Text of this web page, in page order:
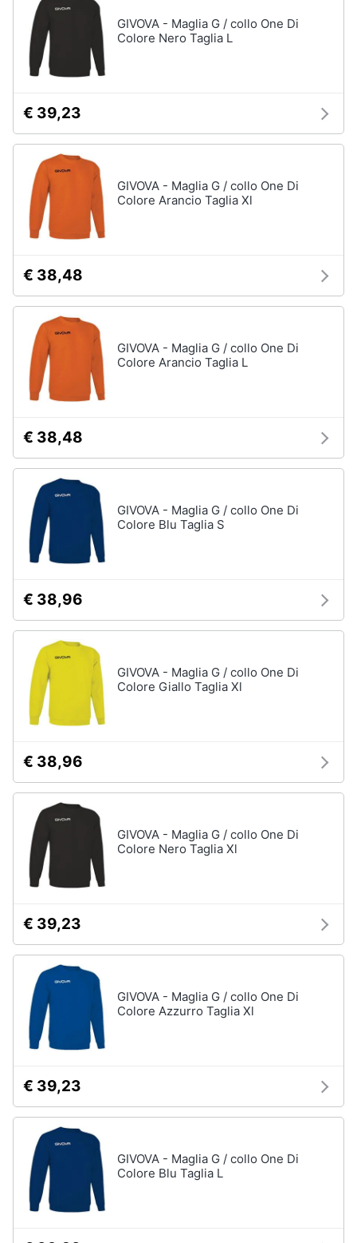
e
ricorrenze
Servizi
Assistenza
clienti
Esci
Sean
connery
Barbara
D'Urso
GIVOVA - Maglia G / collo One Di
Colore Nero Taglia L
€ 39,23
GIVOVA - Maglia G / collo One Di
Colore Arancio Taglia Xl
€ 38,48
GIVOVA - Maglia G / collo One Di
Colore Arancio Taglia L
€ 38,48
GIVOVA - Maglia G / collo One Di
Colore Blu Taglia S
€ 38,96
GIVOVA - Maglia G / collo One Di
Colore Giallo Taglia Xl
€ 38,96
GIVOVA - Maglia G / collo One Di
Colore Nero Taglia Xl
€ 39,23
GIVOVA - Maglia G / collo One Di
Colore Azzurro Taglia Xl
€ 39,23
GIVOVA - Maglia G / collo One Di
Colore Blu Taglia L